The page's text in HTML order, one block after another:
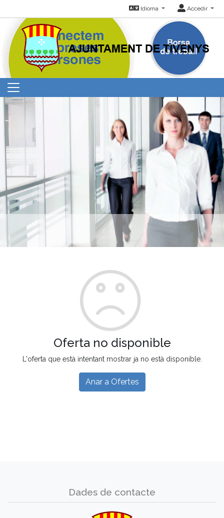
Idioma Accedir
Oferta no disponible
L'oferta que està intentant mostrar ja no està disponible.
Anar a Ofertes
Dades de contacte